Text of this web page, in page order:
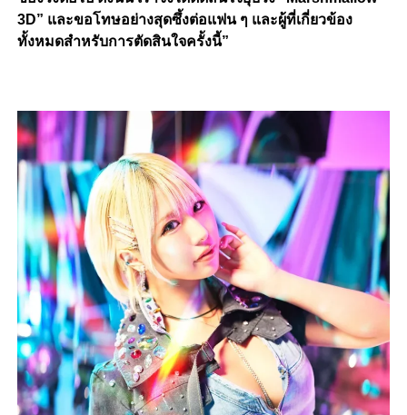
3D” และขอโทษอย่างสุดซึ้งต่อแฟน ๆ และผู้ที่เกี่ยวข้อง
ทั้งหมดสำหรับการตัดสินใจครั้งนี้”